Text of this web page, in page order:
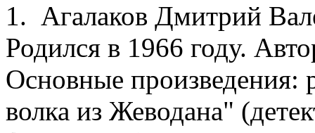
1. Агалаков Дмитрий
Родился в 1966 году.
Основные произведения:
волка из Жеводана"